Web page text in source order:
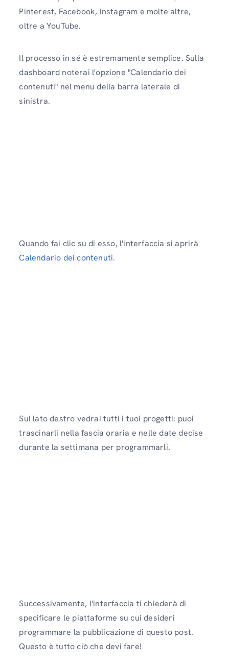
Pinterest, Facebook, Instagram e molte altre,
oltre a YouTube.
Il processo in sé è estremamente semplice. Sulla
dashboard noterai l'opzione "Calendario dei
contenuti" nel menu della barra laterale di
sinistra.
Quando fai clic su di esso, l'interfaccia si aprirà
Calendario dei contenuti.
Sul lato destro vedrai tutti i tuoi progetti: puoi
trascinarli nella fascia oraria e nelle date decise
durante la settimana per programmarli.
Successivamente, l'interfaccia ti chiederà di
specificare le piattaforme su cui desideri
programmare la pubblicazione di questo post.
Questo è tutto ciò che devi fare!